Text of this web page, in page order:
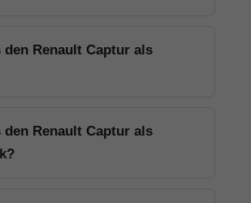
den Renault Captur als
den Renault Captur als